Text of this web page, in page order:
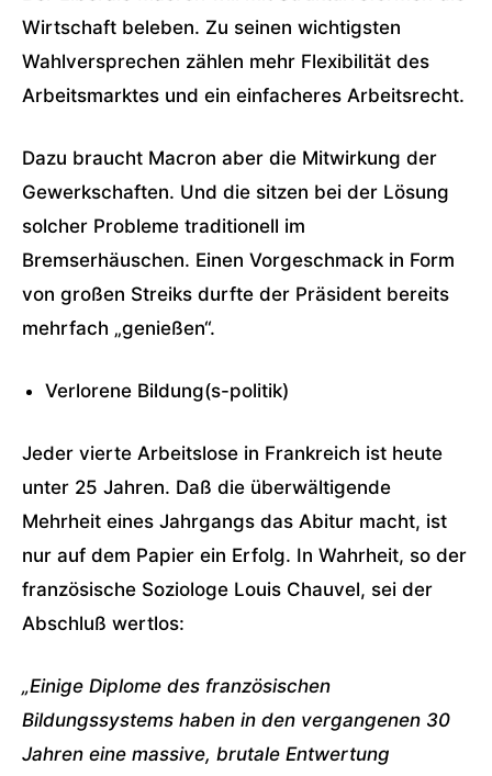
Wirtschaft beleben. Zu seinen wichtigsten
Wahlversprechen zählen mehr Flexibilität des
Arbeitsmarktes und ein einfacheres Arbeitsrecht.
Dazu braucht Macron aber die Mitwirkung der
Gewerkschaften. Und die sitzen bei der Lösung
solcher Probleme traditionell im
Bremserhäuschen. Einen Vorgeschmack in Form
von großen Streiks durfte der Präsident bereits
mehrfach „genießen“.
Verlorene Bildung(s-politik)
Jeder vierte Arbeitslose in Frankreich ist heute
unter 25 Jahren. Daß die überwältigende
Mehrheit eines Jahrgangs das Abitur macht, ist
nur auf dem Papier ein Erfolg. In Wahrheit, so der
französische Soziologe Louis Chauvel, sei der
Abschluß wertlos:
„Einige Diplome des französischen
Bildungssystems haben in den vergangenen 30
Jahren eine massive, brutale Entwertung